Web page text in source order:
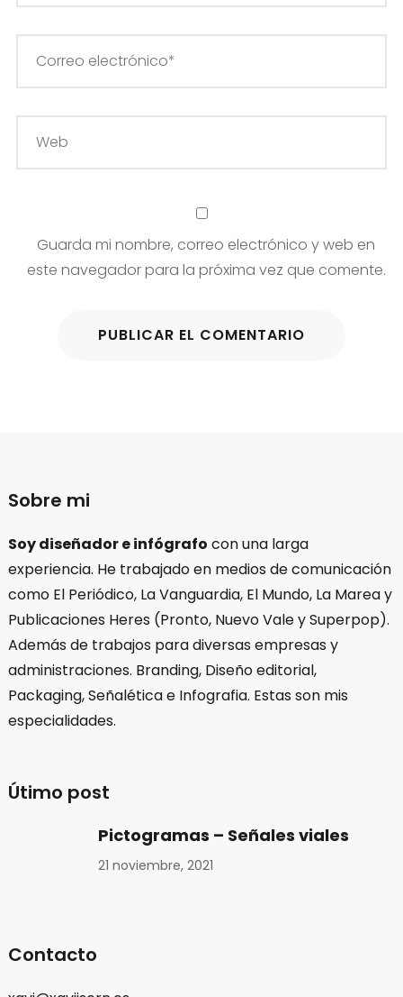
Guarda mi nombre, correo electrónico y web en
este navegador para la próxima vez que comente.
Sobre mi
Soy diseñador e infógrafo con una larga
experiencia. He trabajado en medios de comunicación
como El Periódico, La Vanguardia, El Mundo, La Marea y
Publicaciones Heres (Pronto, Nuevo Vale y Superpop).
Además de trabajos para diversas empresas y
administraciones. Branding, Diseño editorial,
Packaging, Señalética e Infografia. Estas son mis
especialidades.
Útimo post
Pictogramas – Señales viales
21 noviembre, 2021
Contacto